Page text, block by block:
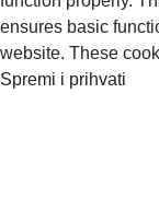
ensures basic
website. These
Spremi i prihvati